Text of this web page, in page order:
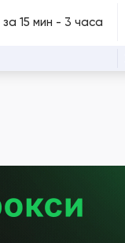
15 мин - 3 часа